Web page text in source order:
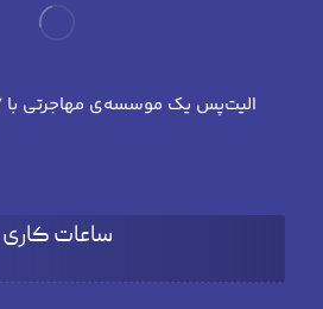
الیت‌پس یک موسسه‌ی مهاجرتی با 7 سال سابقه است.
ساعات کاری